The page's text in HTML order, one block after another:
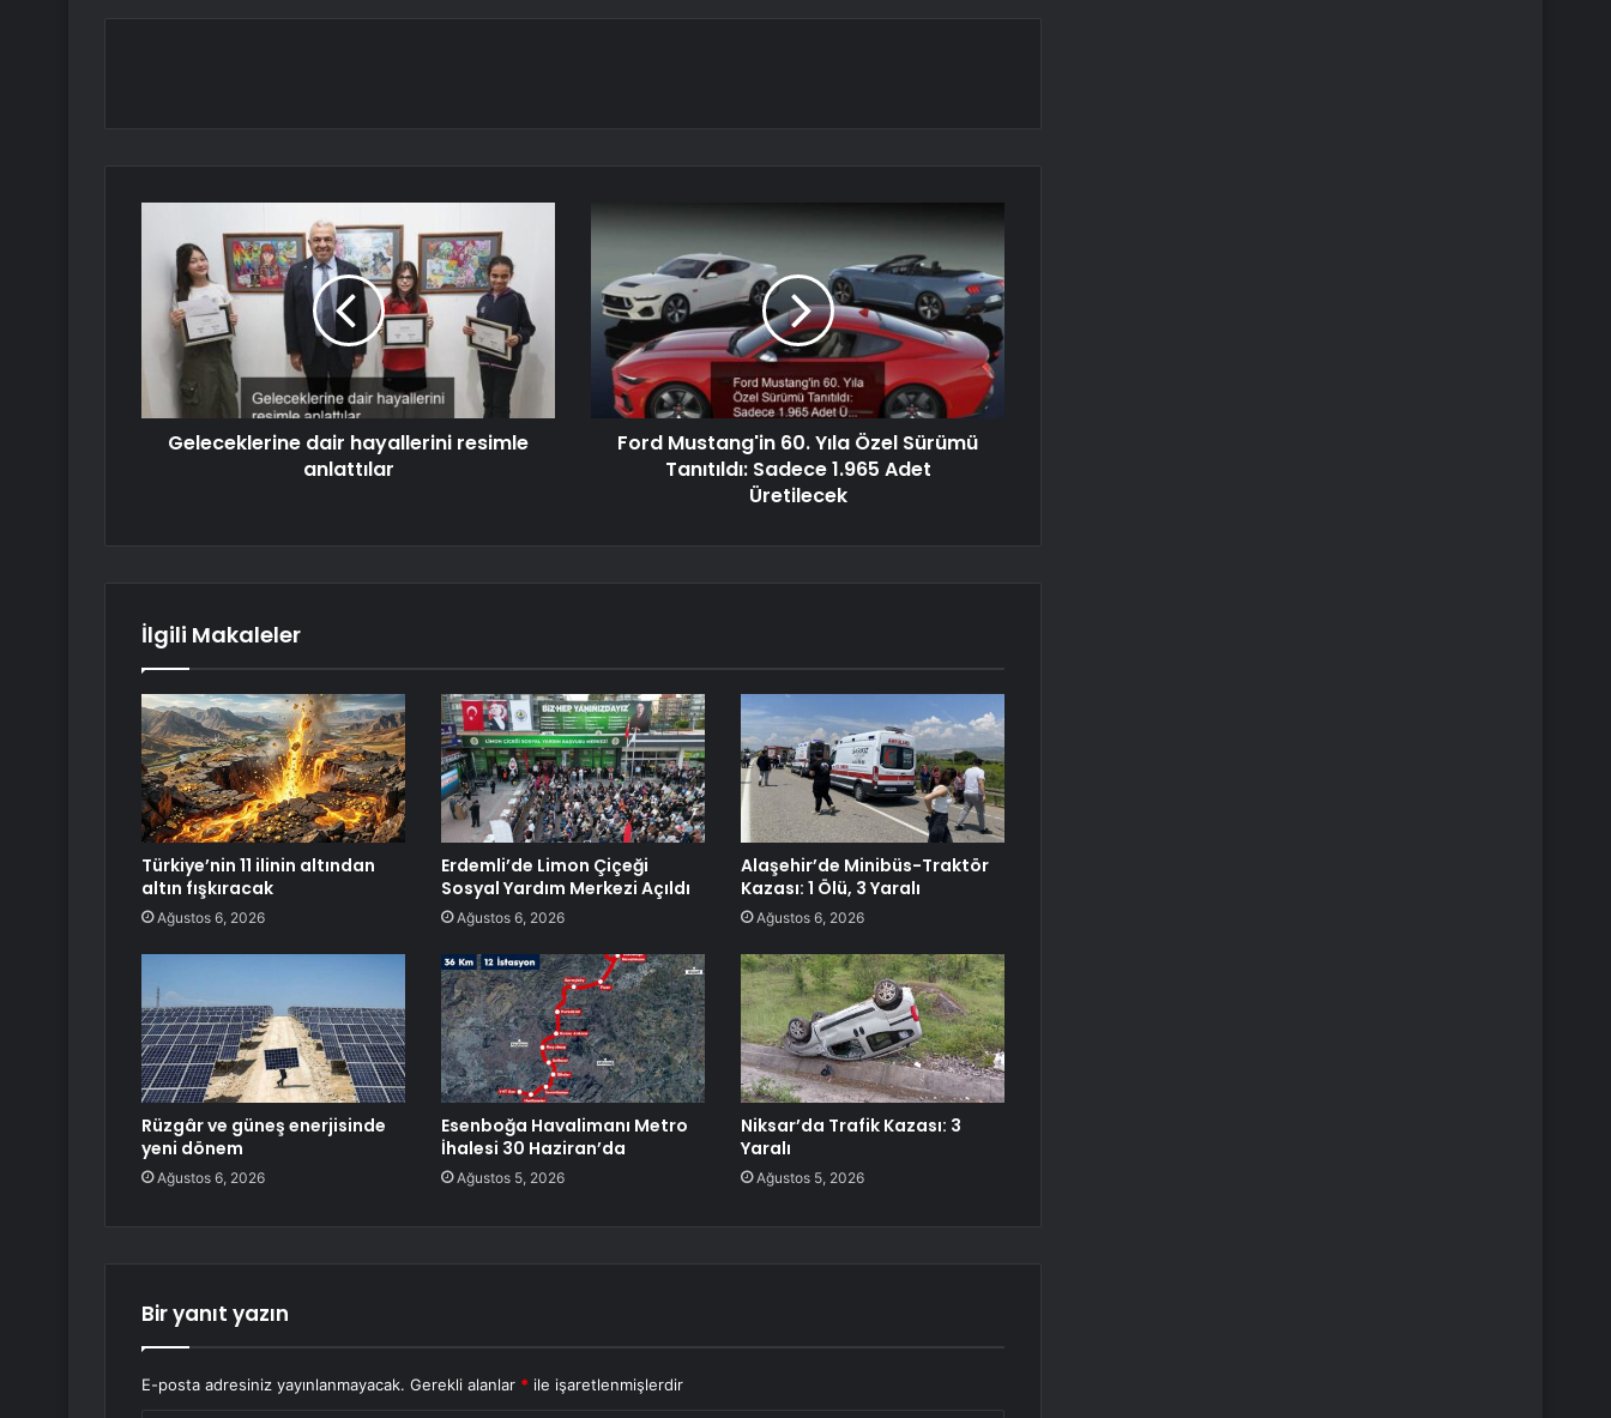
Geleceklerine dair hayallerini resimle
anlattılar
Ford Mustang'in 60. Yıla Özel Sürümü
Tanıtıldı: Sadece 1.965 Adet
Üretilecek
İlgili Makaleler
Türkiye’nin 11 ilinin altından
altın fışkıracak
Ağustos 6, 2026
Erdemli’de Limon Çiçeği
Sosyal Yardım Merkezi Açıldı
Ağustos 6, 2026
Alaşehir’de Minibüs-Traktör
Kazası: 1 Ölü, 3 Yaralı
Ağustos 6, 2026
Rüzgâr ve güneş enerjisinde
yeni dönem
Ağustos 6, 2026
Esenboğa Havalimanı Metro
İhalesi 30 Haziran’da
Ağustos 5, 2026
Niksar’da Trafik Kazası: 3
Yaralı
Ağustos 5, 2026
Bir yanıt yazın
E-posta adresiniz yayınlanmayacak. Gerekli alanlar * ile işaretlenmişlerdir